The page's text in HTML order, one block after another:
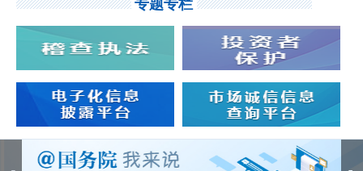
专题专栏